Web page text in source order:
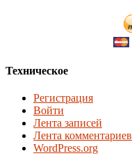
Техническое
Регистрация
Войти
Лента записей
Лента комментариев
WordPress.org